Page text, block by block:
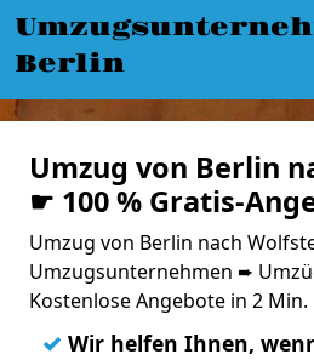
Berlin
Umzug von Berlin
☛ 100 % Gratis-
Umzug von Berlin nach
Umzugsunternehmen ➨
Kostenlose Angebote in 2 Min.
✓ Wir helfen Ihnen,